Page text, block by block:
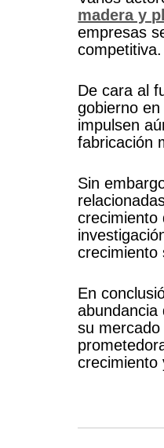
madera y
empresas
competitiva.
De cara al
gobierno
impulsen
fabricación
Sin
crecimiento
crecimiento
En
abundancia
su
crecimiento